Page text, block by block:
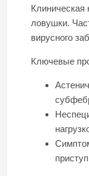
Клиническая
ловушки.
вирусного
Ключевые